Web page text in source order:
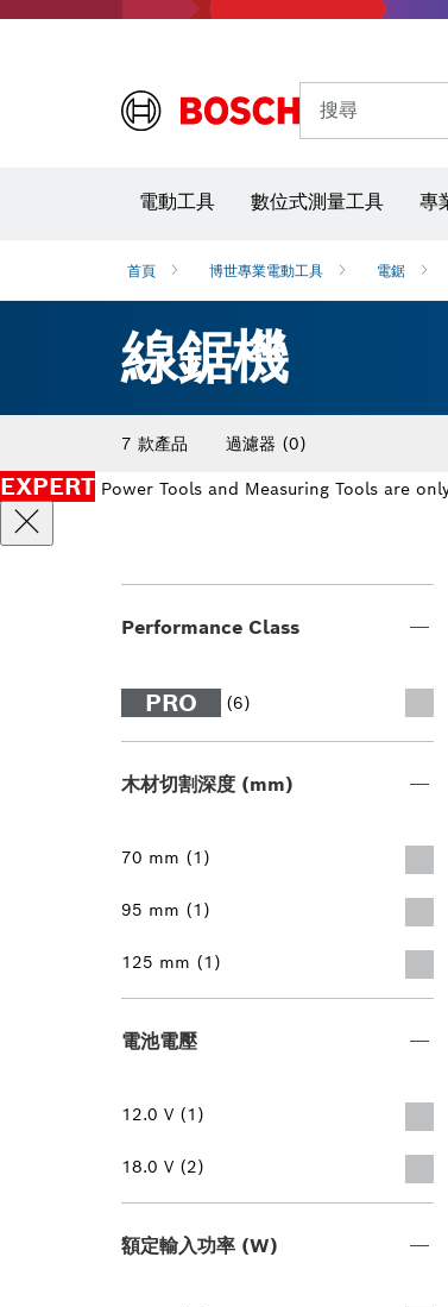
搜尋
電動工具 數位式測量工具 專
首頁 博世專業電動工具 電鋸
線鋸機
7 款產品 過濾器 (0)
EXPERT Power Tools and Measuring Tools are
Performance Class
PRO (6)
木材切割深度 (mm)
70 mm (1)
95 mm (1)
125 mm (1)
電池電壓
12.0 V (1)
18.0 V (2)
額定輸入功率 (W)